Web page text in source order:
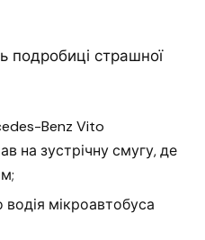
подробиці страшної
Benz Vito
на зустрічну смугу, де
водія мікроавтобуса